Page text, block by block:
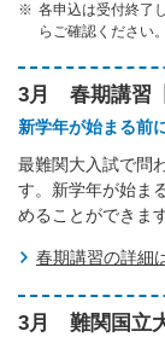
各申込は受付終了
らご確認ください。
3月 春期講習【
新学年が始まる前
最難関大入試で問
す。新学年が始ま
めることができます
春期講習の詳細
3月 難関国立